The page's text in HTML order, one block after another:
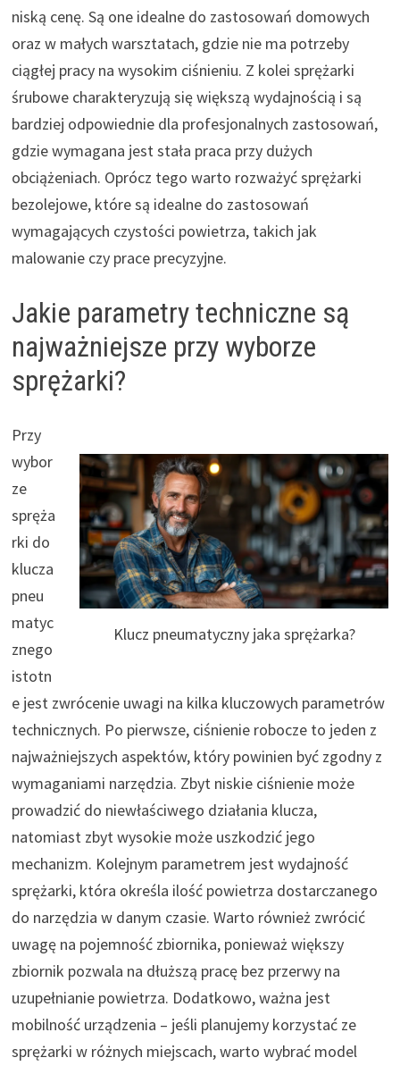
niską cenę. Są one idealne do zastosowań domowych
oraz w małych warsztatach, gdzie nie ma potrzeby
ciągłej pracy na wysokim ciśnieniu. Z kolei sprężarki
śrubowe charakteryzują się większą wydajnością i są
bardziej odpowiednie dla profesjonalnych zastosowań,
gdzie wymagana jest stała praca przy dużych
obciążeniach. Oprócz tego warto rozważyć sprężarki
bezolejowe, które są idealne do zastosowań
wymagających czystości powietrza, takich jak
malowanie czy prace precyzyjne.
Jakie parametry techniczne są
najważniejsze przy wyborze
sprężarki?
Klucz pneumatyczny jaka sprężarka?
Przy
wybor
ze
spręża
rki do
klucza
pneu
matyc
znego
istotn
e jest zwrócenie uwagi na kilka kluczowych parametrów
technicznych. Po pierwsze, ciśnienie robocze to jeden z
najważniejszych aspektów, który powinien być zgodny z
wymaganiami narzędzia. Zbyt niskie ciśnienie może
prowadzić do niewłaściwego działania klucza,
natomiast zbyt wysokie może uszkodzić jego
mechanizm. Kolejnym parametrem jest wydajność
sprężarki, która określa ilość powietrza dostarczanego
do narzędzia w danym czasie. Warto również zwrócić
uwagę na pojemność zbiornika, ponieważ większy
zbiornik pozwala na dłuższą pracę bez przerwy na
uzupełnianie powietrza. Dodatkowo, ważna jest
mobilność urządzenia – jeśli planujemy korzystać ze
sprężarki w różnych miejscach, warto wybrać model